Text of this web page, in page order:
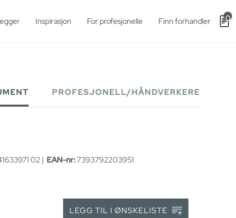
Inspirasjon For profesjonelle Finn forhandler 0
PROFESJONELL/HÅNDVERKERE
02 | EAN-nr:7393792203951
LEGG TIL I ØNSKELISTE